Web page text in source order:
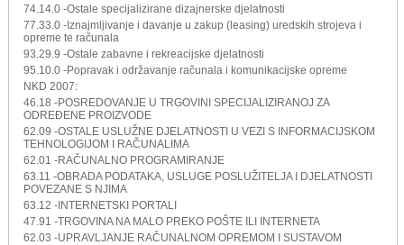
74.14.0 -Ostale specijalizirane dizajnerske djelatnosti
77.33.0 -Iznajmljivanje i davanje u zakup (leasing) uredskih strojeva i
opreme te računala
93.29.9 -Ostale zabavne i rekreacijske djelatnosti
95.10.0 -Popravak i održavanje računala i komunikacijske opreme
NKD 2007:
46.18 -POSREDOVANJE U TRGOVINI SPECIJALIZIRANOJ ZA
ODREĐENE PROIZVODE
62.09 -OSTALE USLUŽNE DJELATNOSTI U VEZI S INFORMACIJSKOM
TEHNOLOGIJOM I RAČUNALIMA
62.01 -RAČUNALNO PROGRAMIRANJE
63.11 -OBRADA PODATAKA, USLUGE POSLUŽITELJA I DJELATNOSTI
POVEZANE S NJIMA
63.12 -INTERNETSKI PORTALI
47.91 -TRGOVINA NA MALO PREKO POŠTE ILI INTERNETA
62.03 -UPRAVLJANJE RAČUNALNOM OPREMOM I SUSTAVOM